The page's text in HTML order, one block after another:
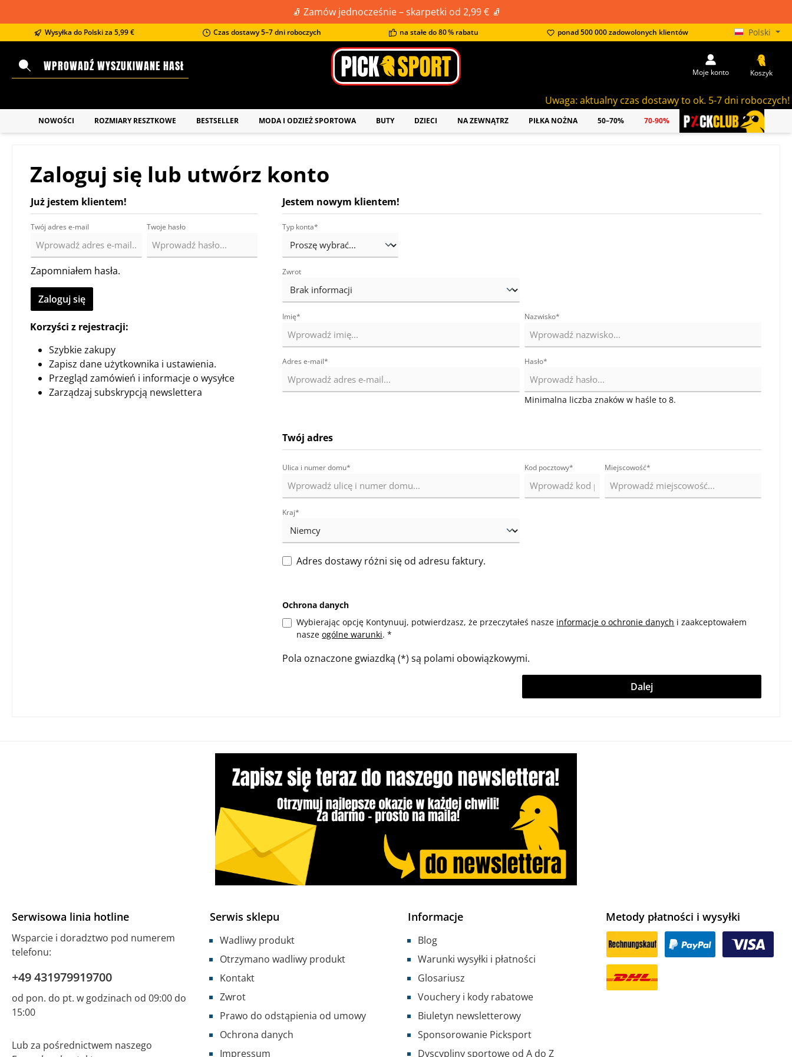
🧦 Zamów jednocześnie – skarpetki od 2,99 € 🧦
Wysyłka do Polski za 5,99 € Czas dostawy 5–7 dni roboczych na stałe do 80 % rabatu ponad 500 000 zadowolonych klientów Polski
Uwaga: aktualny czas dostawy to ok. 5-7 dni roboczych!
Moje konto Koszyk
NOWOŚCI ROZMIARY RESZTKOWE BESTSELLER MODA I ODZIEŻ SPORTOWA BUTY DZIECI NA ZEWNĄTRZ PIŁKA NOŻNA 50–70% 70-90% PICKCLUB
Zaloguj się lub utwórz konto
Już jestem klientem!
Twój adres e-mail Twoje hasło
Zapomniałem hasła.
Zaloguj się
Korzyści z rejestracji:
Szybkie zakupy
Zapisz dane użytkownika i ustawienia.
Przegląd zamówień i informacje o wysyłce
Zarządzaj subskrypcją newslettera
Jestem nowym klientem!
Dane osobowe
Typ konta*
Zwrot
Imię* Nazwisko*
Adres e-mail* Hasło*
Minimalna liczba znaków w haśle to 8.
Twój adres
Ulica i numer domu* Kod pocztowy* Miejscowość*
Kraj*
Adres dostawy różni się od adresu faktury.
Ochrona danych
Wybierając opcję Kontynuuj, potwierdzasz, że przeczytałeś nasze informacje o ochronie danych i zaakceptowałem
naszeogólne warunki. *
Pola oznaczone gwiazdką (*) są polami obowiązkowymi.
Dalej
Serwisowa linia hotline
Wsparcie i doradztwo pod numerem
telefonu:
+49 431979919700
od pon. do pt. w godzinach od 09:00 do
15:00
Lub za pośrednictwem naszego
Serwis sklepu
Wadliwy produkt
Otrzymano wadliwy produkt
Kontakt
Zwrot
Prawo do odstąpienia od umowy
Ochrona danych
Impressum
Informacje
Blog
Warunki wysyłki i płatności
Glosariusz
Vouchery i kody rabatowe
Biuletyn newsletterowy
Sponsorowanie Picksport
Dyscypliny sportowe od A do Z
Metody płatności i wysyłki